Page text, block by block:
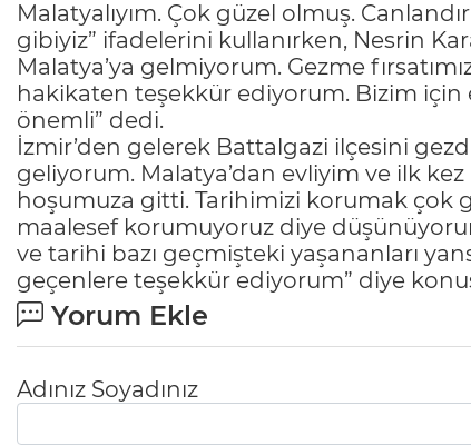
Malatyalıyım. Çok güzel olmuş.
gibiyiz” ifadelerini kullanırken, Nesrin
Malatya’ya gelmiyorum. Gezme
hakikaten teşekkür ediyorum. Bizim
önemli” dedi.
İzmir’den gelerek Battalgazi ilçesini
geliyorum. Malatya’dan evliyim ve ilk
hoşumuza gitti. Tarihimizi korumak çok
maalesef korumuyoruz diye
ve tarihi bazı geçmişteki yaşananları
geçenlere teşekkür ediyorum” diye
Yorum Ekle
Adınız Soyadınız